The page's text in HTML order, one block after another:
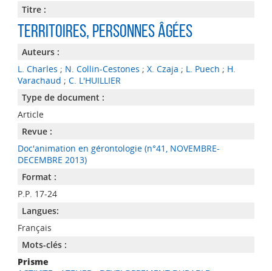
Titre :
Territoires, personnes âgées
Auteurs :
L. Charles ; N. Collin-Cestones ; X. Czaja ; L. Puech ; H.
Varachaud ; C. L'HUILLIER
Type de document :
Article
Revue :
Doc'animation en gérontologie (n°41, NOVEMBRE-
DECEMBRE 2013)
Format :
P.P. 17-24
Langues:
Français
Mots-clés :
Prisme